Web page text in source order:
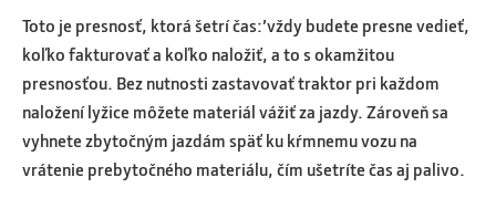
Toto je presnosť, ktorá šetrí čas:’vždy budete presne vedieť,
koľko fakturovať a koľko naložiť, a to s okamžitou
presnosťou. Bez nutnosti zastavovať traktor pri každom
naložení lyžice môžete materiál vážiť za jazdy. Zároveň sa
vyhnete zbytočným jazdám späť ku kŕmnemu vozu na
vrátenie prebytočného materiálu, čím ušetríte čas aj palivo.